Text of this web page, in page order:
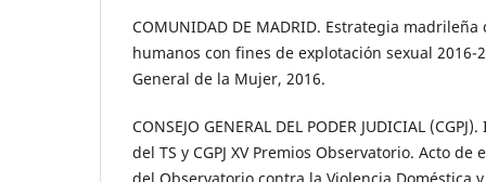
COMUNIDAD DE MADRID. Estrategia
humanos con fines de explotación sexual 2016-
General de la Mujer, 2016.
CONSEJO GENERAL DEL PODER JUDICIAL
del TS y CGPJ XV Premios Observatorio. Acto
del Observatorio contra la Violencia Doméstica